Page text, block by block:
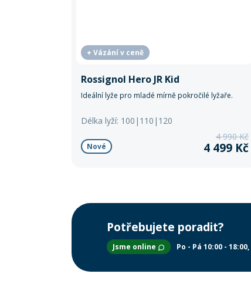
+ Vázání v ceně
Rossignol Hero JR Kid
Ideální lyže pro mladé mírně pokročilé lyžaře.
Délka lyží: 100|110|120
Nové
4 990 Kč
4 499 Kč
Potřebujete poradit?
Jsme online Po - Pá 10:00 - 18:00